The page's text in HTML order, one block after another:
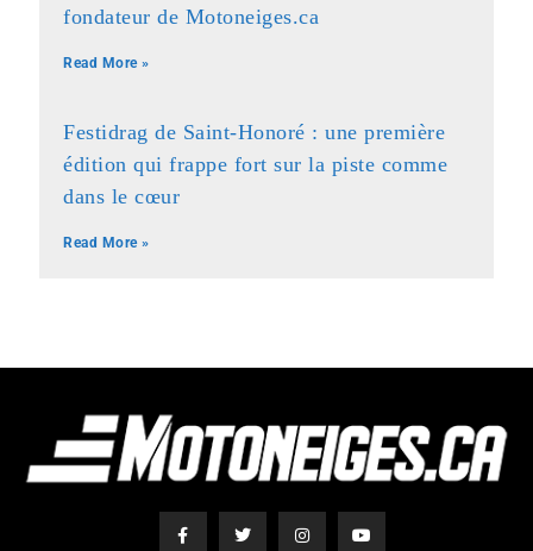
fondateur de Motoneiges.ca
Read More »
Festidrag de Saint-Honoré : une première
édition qui frappe fort sur la piste comme
dans le cœur
Read More »